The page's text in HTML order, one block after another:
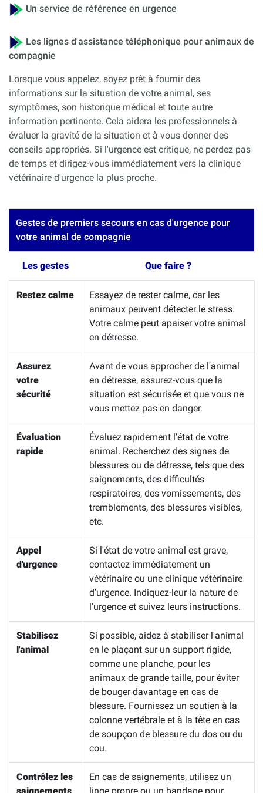
Un service de référence en urgence
Les lignes d'assistance téléphonique pour animaux de
compagnie
Lorsque vous appelez, soyez prêt à fournir des
informations sur la situation de votre animal, ses
symptômes, son historique médical et toute autre
information pertinente. Cela aidera les professionnels à
évaluer la gravité de la situation et à vous donner des
conseils appropriés. Si l'urgence est critique, ne perdez pas
de temps et dirigez-vous immédiatement vers la clinique
vétérinaire d'urgence la plus proche.
Gestes de premiers secours en cas d'urgence pour
votre animal de compagnie
Les gestes Que faire ?
Restez calme
Essayez de rester calme, car les
animaux peuvent détecter le stress.
Votre calme peut apaiser votre animal
en détresse.
Assurez
votre
sécurité
Avant de vous approcher de l'animal
en détresse, assurez-vous que la
situation est sécurisée et que vous ne
vous mettez pas en danger.
Évaluation
rapide
Évaluez rapidement l'état de votre
animal. Recherchez des signes de
blessures ou de détresse, tels que des
saignements, des difficultés
respiratoires, des vomissements, des
tremblements, des blessures visibles,
etc.
Appel
d'urgence
Si l'état de votre animal est grave,
contactez immédiatement un
vétérinaire ou une clinique vétérinaire
d'urgence. Indiquez-leur la nature de
l'urgence et suivez leurs instructions.
Stabilisez
l'animal
Si possible, aidez à stabiliser l'animal
en le plaçant sur un support rigide,
comme une planche, pour les
animaux de grande taille, pour éviter
de bouger davantage en cas de
blessure. Fournissez un soutien à la
colonne vertébrale et à la tête en cas
de soupçon de blessure du dos ou du
cou.
Contrôlez les
En cas de saignements, utilisez un